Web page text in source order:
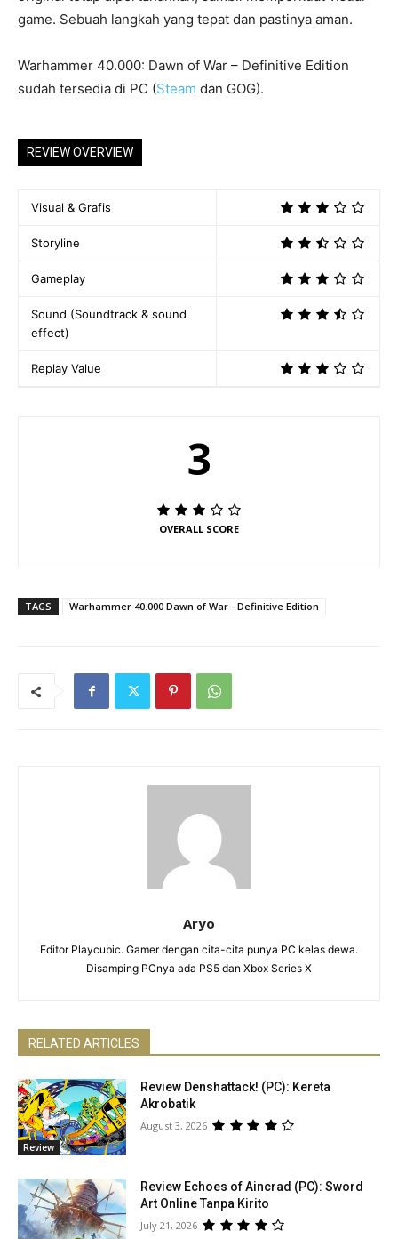
game. Sebuah langkah yang tepat dan pastinya aman.
Warhammer 40.000: Dawn of War – Definitive Edition
sudah tersedia di PC (Steam dan GOG).
REVIEW OVERVIEW
Visual & Grafis
Storyline
Gameplay
Sound (Soundtrack & sound
effect)
Replay Value
3
OVERALL SCORE
TAGS Warhammer 40.000 Dawn of War - Definitive Edition
Aryo
Editor Playcubic. Gamer dengan cita-cita punya PC kelas dewa.
Disamping PCnya ada PS5 dan Xbox Series X
RELATED ARTICLES
Review
Review Denshattack! (PC): Kereta
Akrobatik
August 3, 2026
Review Echoes of Aincrad (PC): Sword
Art Online Tanpa Kirito
July 21, 2026